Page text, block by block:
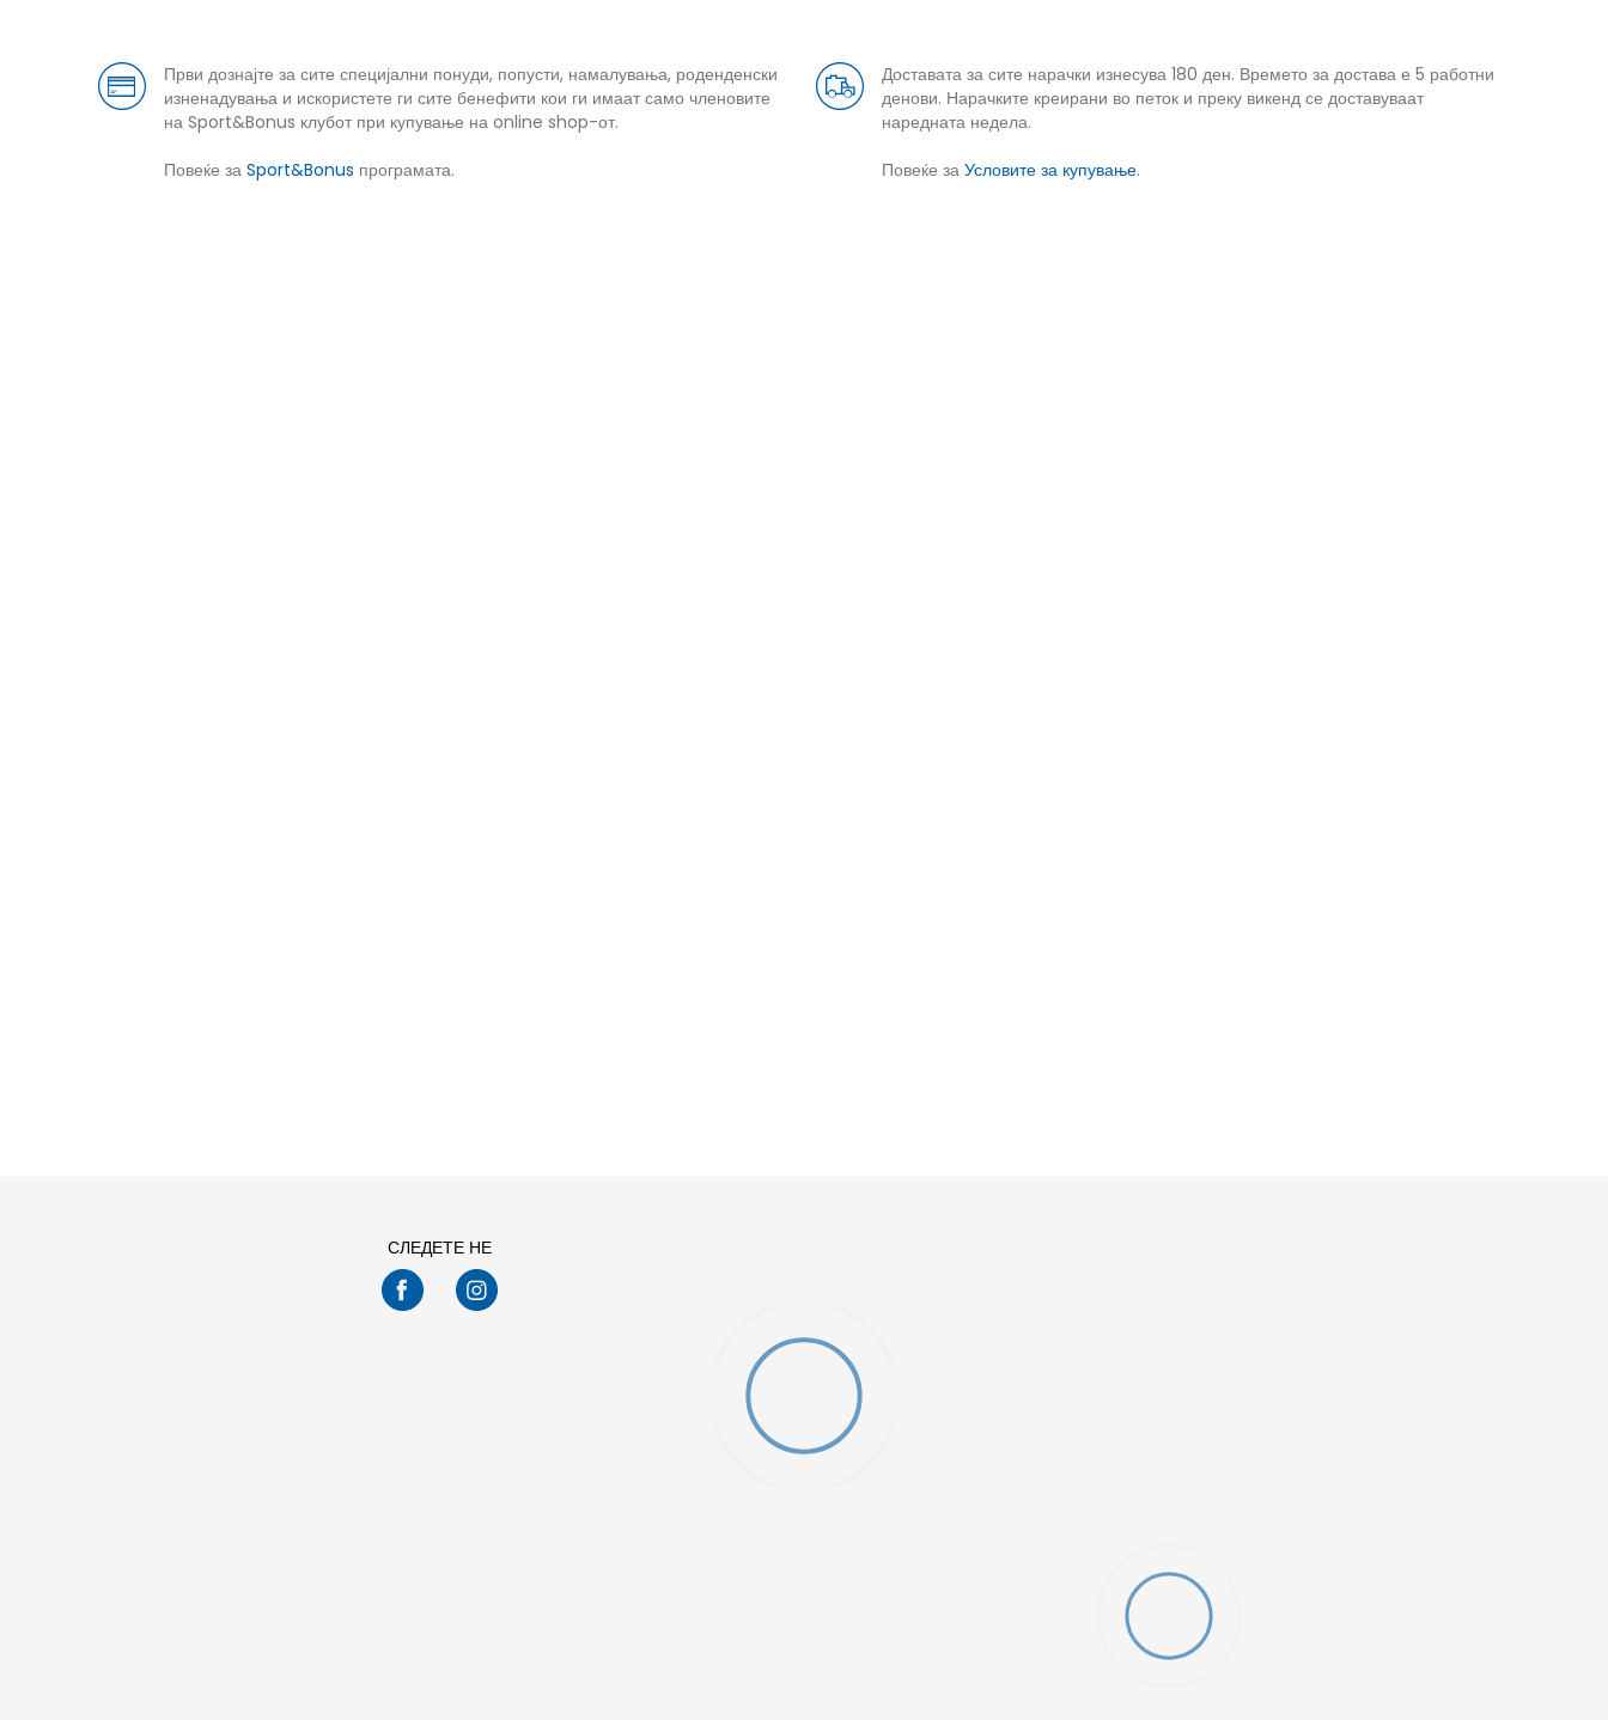
Први дознајте за сите специјални понуди, попусти, намалувања, роденденски
изненадувања и искористете ги сите бенефити кои ги имаат само членовите
на Sport&Bonus клубот при купување на online shop-от.
Повеќе за Sport&Bonus програмата.
Доставата за сите нарачки изнесува 180 ден. Времето за достава е 5 работни
денови. Нарачките креирани во петок и преку викенд се доставуваат
наредната недела.
Повеќе за Условите за купување.
СЛЕДЕТЕ НЕ